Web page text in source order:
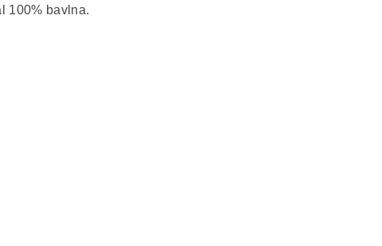
100% bavlna.